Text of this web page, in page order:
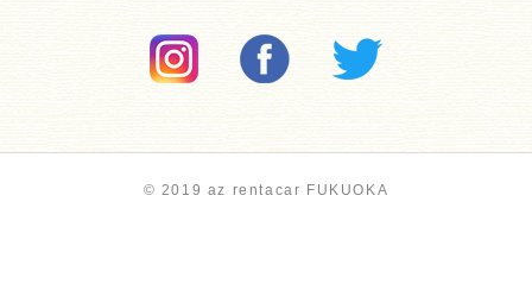
© 2019 az rentacar FUKUOKA